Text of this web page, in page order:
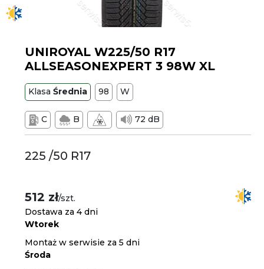
UNIROYAL W225/50 R17
ALLSEASONEXPERT 3 98W XL
KlasaŚrednia 98 W
C B 72 dB
225 /50 R17
512 zł/szt.
Dostawa za 4 dni
Wtorek
Montaż w serwisie za 5 dni
Środa